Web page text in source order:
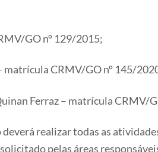
GO nº 129/2015;
matrícula CRMV/GO nº 145/
Ferraz – matrícula CRMV/
realizar todas as
pelas áreas